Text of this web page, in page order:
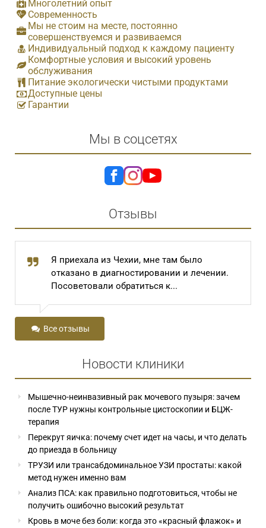
Многолетний опыт
Современность
Мы не стоим на месте, постоянно
совершенствуемся и развиваемся
Индивидуальный подход к каждому пациенту
Комфортные условия и высокий уровень
обслуживания
Питание экологически чистыми продуктами
Доступные цены
Гарантии
Мы в соцсетях
Отзывы
Я приехала из Чехии, мне там было
отказано в диагностировании и лечении.
Посоветовали обратиться к...
Все отзывы
Новости клиники
Мышечно-неинвазивный рак мочевого пузыря: зачем
после ТУР нужны контрольные цистоскопии и БЦЖ-
терапия
Перекрут яичка: почему счет идет на часы, и что делать
до приезда в больницу
ТРУЗИ или трансабдоминальное УЗИ простаты: какой
метод нужен именно вам
Анализ ПСА: как правильно подготовиться, чтобы не
получить ошибочно высокий результат
Кровь в моче без боли: когда это «красный флажок» и